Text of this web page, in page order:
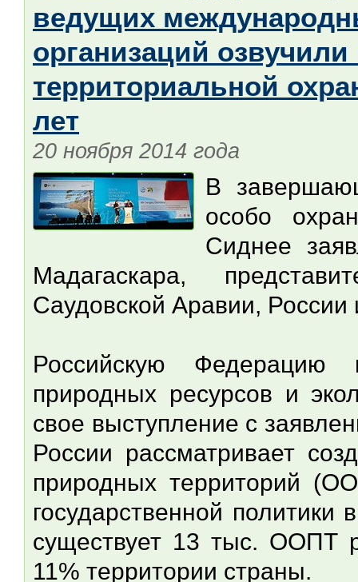
ведущих
организаций
территориальной
лет
20 ноября 2014 года
В
особо
Сиднее
Мадагаскара,
Саудовской Аравии, России
Российскую
природных ресурсов и
свое выступление с
России рассматривает
природных территорий
государственной политики
существует 13 тыс. ООПТ
11% территории страны.